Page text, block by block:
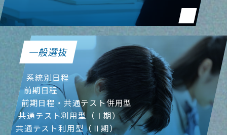
一般選抜
系統別日程
前期日程
前期日程・共通テスト併用型
共通テスト利用型（Ⅰ期）
共通テスト利用型（Ⅱ期）